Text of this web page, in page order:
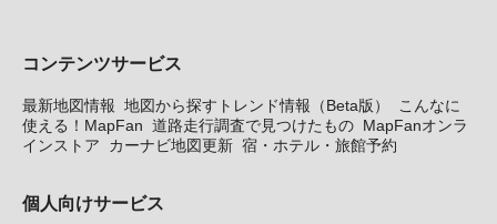
コンテンツサービス
最新地図情報 地図から探すトレンド情報（Beta版）
こんなに
使える！MapFan 道路走行調査で見つけたもの MapFanオンラ
インストア
カーナビ地図更新 宿・ホテル・旅館予約
個人向けサービス